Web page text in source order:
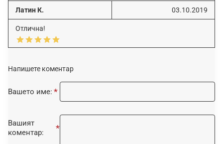
Латин К. 03.10.2019
Отлична!
Напишете коментар
Вашето име:
Вашият
коментар: